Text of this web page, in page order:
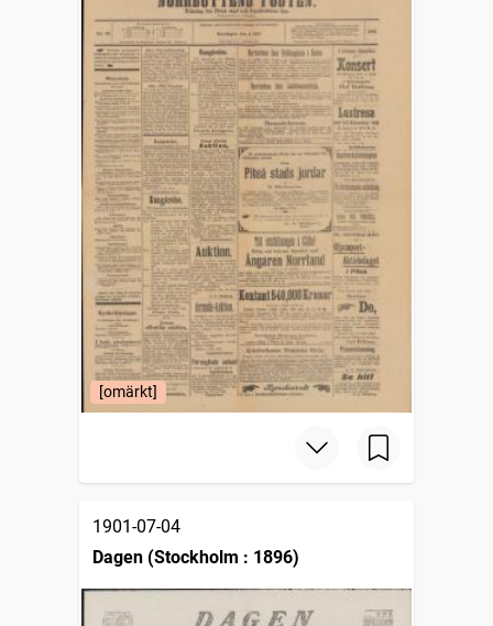
[omärkt]
1901-07-04
Dagen (Stockholm : 1896)